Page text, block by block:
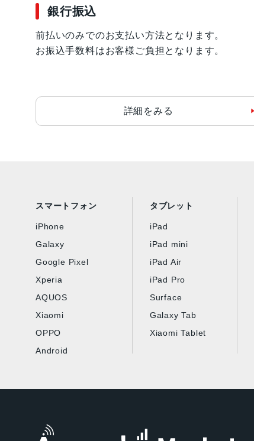
銀行振込
前払いのみでのお支払い方法となります。
お振込手数料はお客様ご負担となります。
詳細をみる
スマートフォン
iPhone
Galaxy
Google Pixel
Xperia
AQUOS
Xiaomi
OPPO
Android
タブレット
iPad
iPad mini
iPad Air
iPad Pro
Surface
Galaxy Tab
Xiaomi Tablet